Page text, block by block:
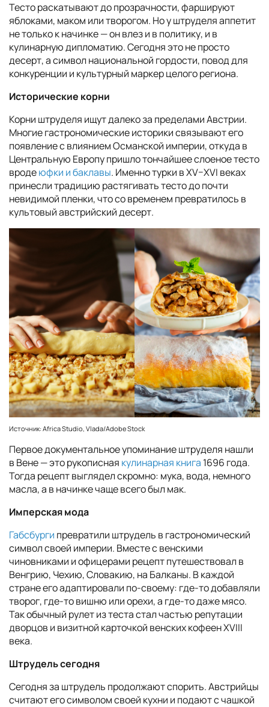
Тесто раскатывают до прозрачности, фаршируют
яблоками, маком или творогом. Но у штруделя аппетит
не только к начинке — он влез и в политику, и в
кулинарную дипломатию. Сегодня это не просто
десерт, а символ национальной гордости, повод для
конкуренции и культурный маркер целого региона.
Исторические корни
Корни штруделя ищут далеко за пределами Австрии.
Многие гастрономические историки связывают его
появление с влиянием Османской империи, откуда в
Центральную Европу пришло тончайшее слоеное тесто
вродеюфки и баклавы. Именно турки в XV–XVI веках
принесли традицию растягивать тесто до почти
невидимой пленки, что со временем превратилось в
культовый австрийский десерт.
Источник: Africa Studio, Vlada/Adobe Stock
Первое документальное упоминание штруделя нашли
в Вене — это рукописная кулинарная книга 1696 года.
Тогда рецепт выглядел скромно: мука, вода, немного
масла, а в начинке чаще всего был мак.
Имперская мода
Габсбурги превратили штрудель в гастрономический
символ своей империи. Вместе с венскими
чиновниками и офицерами рецепт путешествовал в
Венгрию, Чехию, Словакию, на Балканы. В каждой
стране его адаптировали по-своему: где-то добавляли
творог, где-то вишню или орехи, а где-то даже мясо.
Так обычный рулет из теста стал частью репутации
дворцов и визитной карточкой венских кофеен XVIII
века.
Штрудель сегодня
Сегодня за штрудель продолжают спорить. Австрийцы
считают его символом своей кухни и подают с чашкой